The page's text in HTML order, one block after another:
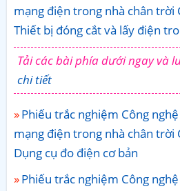
mạng điện trong nhà chân trời
Thiết bị đóng cắt và lấy điện
Tải các bài phía dưới ngay và
chi tiết
Phiếu trắc nghiệm Công
mạng điện trong nhà chân trời
Dụng cụ đo điện cơ bản
Phiếu trắc nghiệm Công